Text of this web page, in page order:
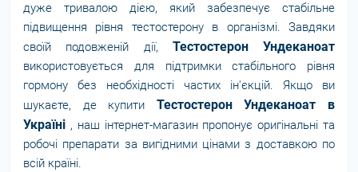
дуже тривалою дією, який забезпечує стабільне
підвищення рівня тестостерону в організмі. Завдяки
своїй подовженій дії, Тестостерон Ундеканоат
використовується для підтримки стабільного рівня
гормону без необхідності частих ін'єкцій. Якщо ви
шукаєте, де купити Тестостерон Ундеканоат в
Україні , наш інтернет-магазин пропонує оригінальні та
робочі препарати за вигідними цінами з доставкою по
всій країні.